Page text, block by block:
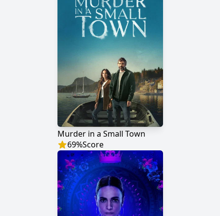
Murder in a Small Town
69%Score